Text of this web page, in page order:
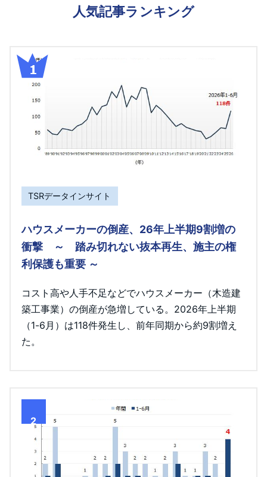
人気記事ランキング
TSRデータインサイト
ハウスメーカーの倒産、26年上半期9割増の
衝撃 ～ 踏み切れない抜本再生、施主の権
利保護も重要 ～
コスト高や人手不足などでハウスメーカー（木造建
築工事業）の倒産が急増している。2026年上半期
（1-6月）は118件発生し、前年同期から約9割増え
た。
2